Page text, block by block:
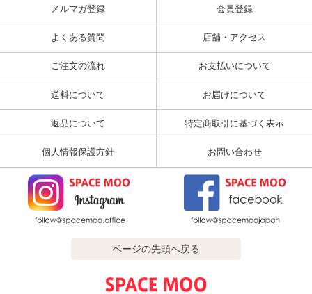
メルマガ登録 会員登録
よくある質問 店舗・アクセス
ご注文の流れ お支払いについて
送料について お届けについて
返品について 特定商取引に基づく表示
個人情報保護方針 お問い合わせ
ページの先頭へ戻る